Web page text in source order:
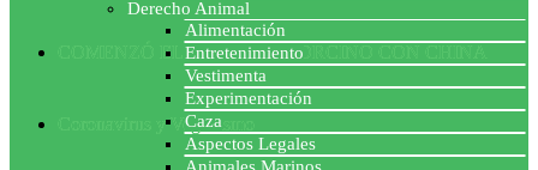
COMENZÓ EL ACUERDO PORCINO CON CHINA
Coronavirus y Veganismo
Derecho Animal
Alimentación
Entretenimiento
Vestimenta
Experimentación
Caza
Aspectos Legales